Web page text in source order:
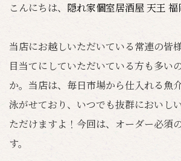
こんにちは、 隠れ家個室居酒屋 天王 福
当店にお越しいただいている常連の皆
目当てにしていただいている方も多い
か。当店は、毎日市場から仕入れる魚
泳がせており、いつでも抜群においし
ただけますよ！今回は、オーダー必須
す。